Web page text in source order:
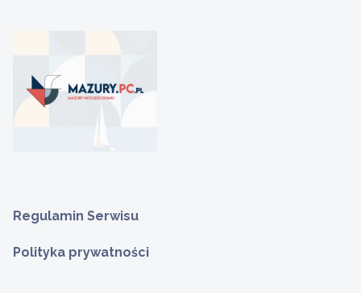
Regulamin Serwisu
Polityka prywatności